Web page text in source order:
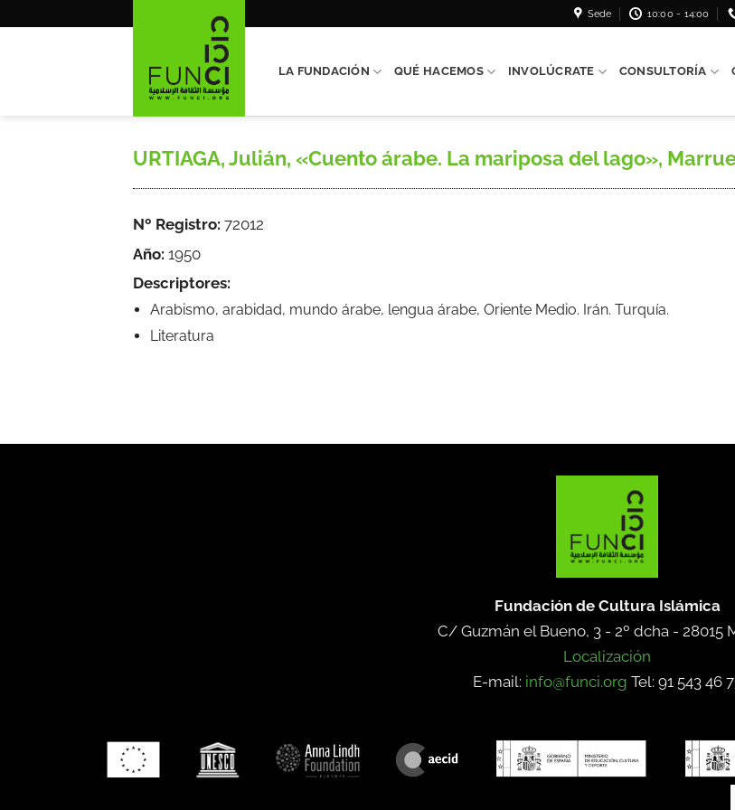
Sede 10:00 - 14:00
LA FUNDACIÓN QUÉ HACEMOS INVOLÚCRATE CONSULTORÍA
URTIAGA, Julián, «Cuento árabe. La mariposa del lago»,
Nº Registro: 72012
Año: 1950
Descriptores:
Arabismo, arabidad, mundo árabe, lengua árabe, Oriente Medio. Irán. Turquía.
Literatura
Fundación de Cultura Islámica
C/ Guzmán el Bueno, 3 - 2º dcha - 28015
Localización
E-mail: info@funci.org Tel: 91 543 46